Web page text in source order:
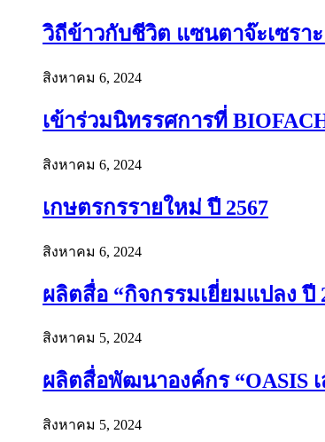
วิถีข้าวกับชีวิต แซนตาจ๊ะเซรา
สิงหาคม 6, 2024
เข้าร่วมนิทรรศการที่
สิงหาคม 6, 2024
เกษตรกรรายใหม่ ปี 2567
สิงหาคม 6, 2024
ผลิตสื่อ “กิจกรรมเยี่ยมแปลง ปี
สิงหาคม 5, 2024
ผลิตสื่อพัฒนาองค์กร “OASIS
สิงหาคม 5, 2024